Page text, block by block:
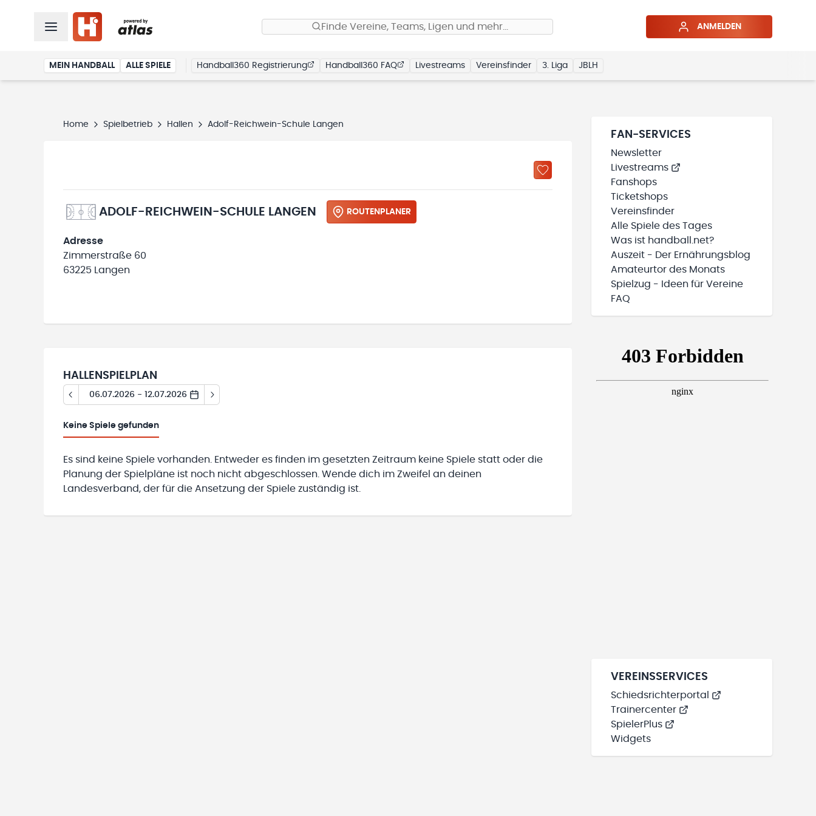
Finde Vereine, Teams, Ligen und mehr… ANMELDEN
MEIN HANDBALL ALLE SPIELE Handball360 Registrierung Handball360 FAQ Livestreams Vereinsfinder 3. Liga JBLH
Home Spielbetrieb Hallen Adolf-Reichwein-Schule Langen
ADOLF-REICHWEIN-SCHULE LANGEN ROUTENPLANER
Adresse
Zimmerstraße 60
63225 Langen
HALLENSPIELPLAN
06.07.2026 - 12.07.2026
Keine Spiele gefunden
Es sind keine Spiele vorhanden. Entweder es finden im gesetzten Zeitraum keine Spiele statt oder die
Planung der Spielpläne ist noch nicht abgeschlossen. Wende dich im Zweifel an deinen
Landesverband, der für die Ansetzung der Spiele zuständig ist.
FAN-SERVICES
Newsletter
Livestreams
Fanshops
Ticketshops
Vereinsfinder
Alle Spiele des Tages
Was ist handball.net?
Auszeit - Der Ernährungsblog
Amateurtor des Monats
Spielzug - Ideen für Vereine
FAQ
VEREINSSERVICES
Schiedsrichterportal
Trainercenter
SpielerPlus
Widgets